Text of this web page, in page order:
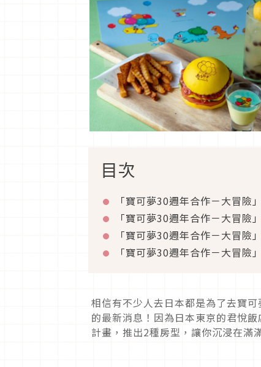
目次
「寶可夢30週年合作－大冒險
「寶可夢30週年合作－大冒險
「寶可夢30週年合作－大冒險
「寶可夢30週年合作－大冒險
相信有不少人去日本都是為了去寶
的最新消息！因為日本東京的君悅
計畫，推出2種房型，讓你沉浸在滿